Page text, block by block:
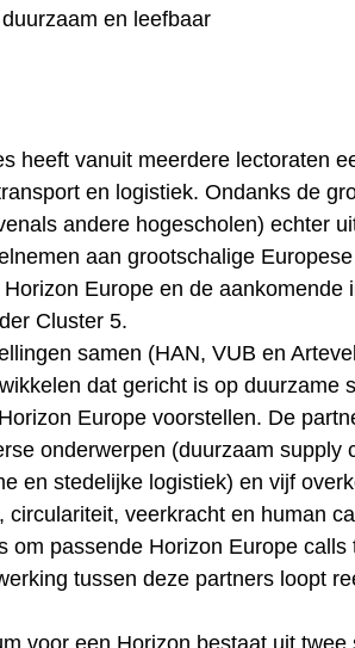
en leefbaar
heeft vanuit meerdere lectoraten
en logistiek. Ondanks de
andere hogescholen) echter
aan grootschalige Europese
Europe en de aankomende
Cluster 5.
samen (HAN, VUB en
dat gericht is op duurzame
Europe voorstellen. De
onderwerpen (duurzaam supply
en stedelijke logistiek) en vijf
circulariteit, veerkracht en human
om passende Horizon Europe calls
tussen deze partners loopt
voor een Horizon bestaat uit twee